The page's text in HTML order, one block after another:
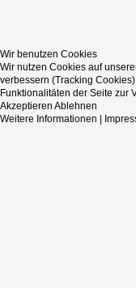
Wir benutzen Cookies
Wir nutzen Cookies auf
verbessern (Tracking
Funktionalitäten der Seite zur
Akzeptieren Ablehnen
Weitere Informationen